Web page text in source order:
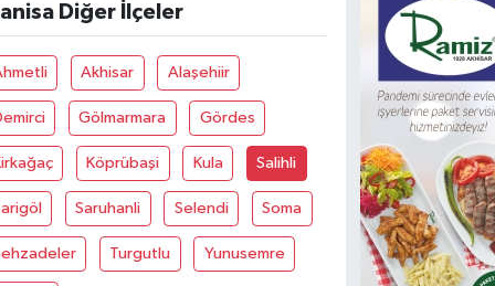
Diğer İlçeler
Akhisar Alaşehiir
Gölmarmara Gördes
Köprübaşi Kula Salihli
Saruhanli Selendi Soma
Turgutlu Yunusemre